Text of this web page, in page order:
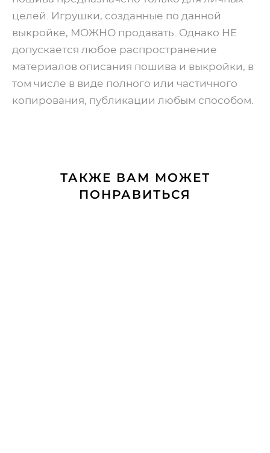
целей. Игрушки, созданные по данной
выкройке, МОЖНО продавать. Однако НЕ
допускается любое распространение
материалов описания пошива и выкройки, в
том числе в виде полного или частичного
копирования, публикации любым способом.
ТАКЖЕ ВАМ МОЖЕТ
ПОНРАВИТЬСЯ